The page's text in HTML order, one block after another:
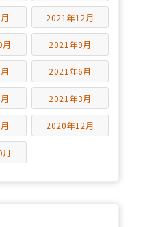
2021年12月
2021年9月
2021年6月
2021年3月
2020年12月